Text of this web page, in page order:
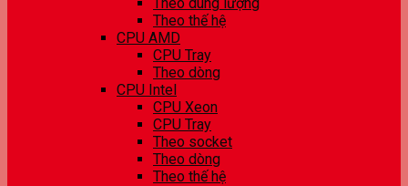
Theo thế hệ
CPU AMD
CPU Tray
Theo dòng
CPU Intel
CPU Xeon
CPU Tray
Theo socket
Theo dòng
Theo thế hệ